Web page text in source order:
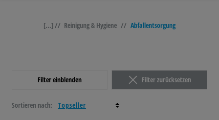
[...] // Reinigung & Hygiene // Abfallentsorgung
Filter einblenden Filter zurücksetzen
Sortieren nach: